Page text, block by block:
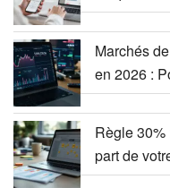
Marchés
en 2026 :
Règle
part de